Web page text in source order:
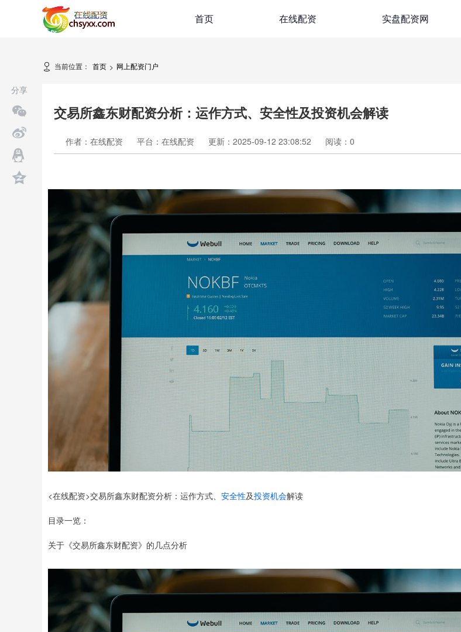
首页 在线配资 实盘配资网
当前位置： 首页 > 网上配资门户
交易所鑫东财配资分析：运作方式、安全性及投资机会解读
作者：在线配资 平台：在线配资 更新：2025-09-12 23:08:52 阅读： 0
<在线配资>交易所鑫东财配资分析：运作方式、 安全性及投资机会解读
目录一览：
关于《交易所鑫东财配资》的几点分析
分享